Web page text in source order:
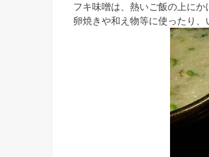
フキ味噌は、熱いご飯の上にか
卵焼きや和え物等に使ったり、